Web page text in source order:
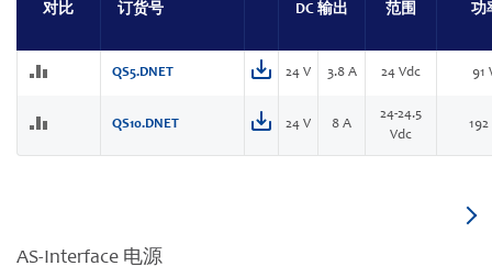
对比 订货号 DC 输出 范围 功
QS5.DNET 24 V 3.8 A 24 Vdc 91
QS10.DNET 24 V 8 A
24-24.5
Vdc
192
AS-Interface 电源